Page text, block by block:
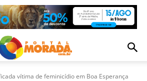
vítima de feminicídio em Boa Esperança